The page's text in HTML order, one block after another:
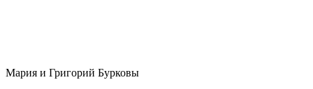
Мария и Григорий Бурковы